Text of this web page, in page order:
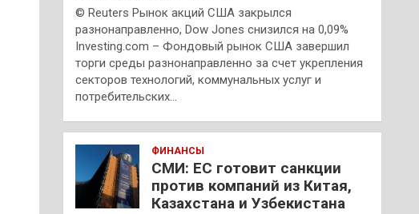
© Reuters Рынок акций США закрылся
разнонаправленно, Dow Jones снизился на 0,09%
Investing.com – Фондовый рынок США завершил
торги среды разнонаправленно за счет укрепления
секторов технологий, коммунальных услуг и
потребительских…
ФИНАНСЫ
СМИ: ЕС готовит санкции
против компаний из Китая,
Казахстана и Узбекистана